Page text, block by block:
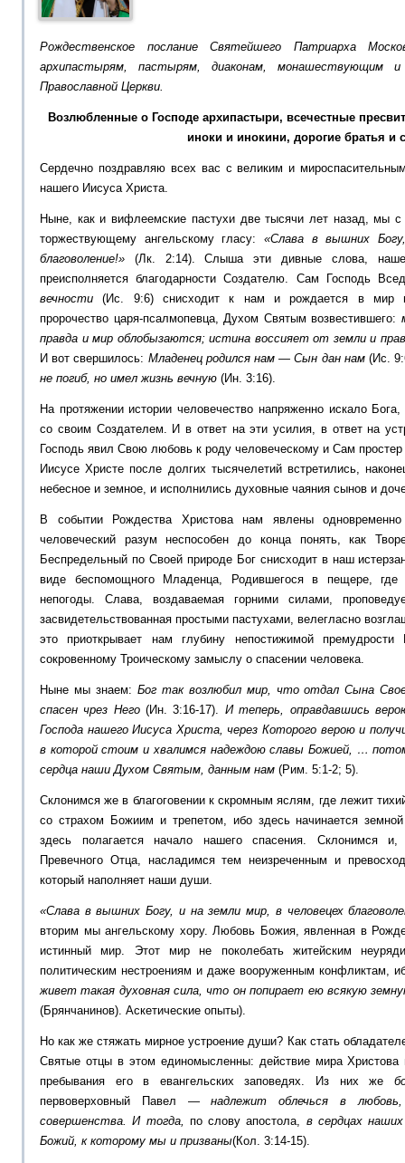
Рождественское послание Святейшего Патриарха
архипастырям, пастырям, диаконам, монашествующим
Православной Церкви.
Возлюбленные о Господе архипастыри, всечестные
иноки и инокини, дорогие братья и
Сердечно поздравляю всех вас с великим и
нашего Иисуса Христа.
Ныне, как и вифлеемские пастухи две тысячи лет назад, мы
торжествующему ангельскому гласу: «Слава в вышних
благоволение!» (Лк. 2:14). Слыша эти дивные слова, наше
преисполняется благодарности Создателю. Сам Господь
вечности (Ис. 9:6) снисходит к нам и рождается в мир
пророчество царя-псалмопевца, Духом Святым возвестившего:
правда и мир облобызаются; истина воссияет от земли и
И вот свершилось: Младенец родился нам — Сын дан нам(Ис.
не погиб, но имел жизнь вечную (Ин. 3:16).
На протяжении истории человечество напряженно искало
со своим Создателем. И в ответ на эти усилия, в ответ на
Господь явил Свою любовь к роду человеческому и Сам
Иисусе Христе после долгих тысячелетий встретились,
небесное и земное, и исполнились духовные чаяния сынов и
В событии Рождества Христова нам явлены
человеческий разум неспособен до конца понять, как
Беспредельный по Своей природе Бог снисходит в наш
виде беспомощного Младенца, Родившегося в пещере, где
непогоды. Слава, воздаваемая горними силами,
засвидетельствованная простыми пастухами, велегласно
это приоткрывает нам глубину непостижимой
сокровенному Троическому замыслу о спасении человека.
Ныне мы знаем: Бог так возлюбил мир, что отдал Сына
спасен чрез Него(Ин. 3:16-17). И теперь, оправдавшись
Господа нашего Иисуса Христа, через Которого верою и
в которой стоим и хвалимся надеждою славы Божией, …
сердца наши Духом Святым, данным нам (Рим. 5:1-2; 5).
Склонимся же в благоговении к скромным яслям, где лежит
со страхом Божиим и трепетом, ибо здесь начинается
здесь полагается начало нашего спасения. Склонимся
Превечного Отца, насладимся тем неизреченным и
который наполняет наши души.
«Слава в вышних Богу, и на земли мир, в человецех
вторим мы ангельскому хору. Любовь Божия, явленная в
истинный мир. Этот мир не поколебать житейским
политическим нестроениям и даже вооруженным конфликтам,
живет такая духовная сила, что он попирает ею всякую
(Брянчанинов). Аскетические опыты).
Но как же стяжать мирное устроение души? Как стать
Святые отцы в этом единомысленны: действие мира Христова
пребывания его в евангельских заповедях. Из них же
первоверховный Павел —надлежит облечься в
совершенства. И тогда,
по слову апостола, в сердцах
Божий, к которому мы и призваны(Кол. 3:14-15).